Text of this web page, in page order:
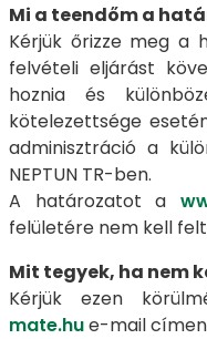
Mi a teendőm a
Kérjük őrizze meg a
felvételi eljárást
hoznia és
kötelezettsége
adminisztráció a
NEPTUN TR-ben.
A határozatot a
felületére nem kell
Mit tegyek, ha nem
Kérjük ezen
mate.hue-mail címen